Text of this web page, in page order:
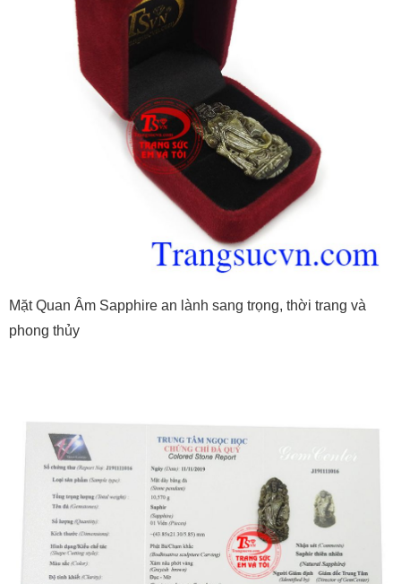
Mặt Quan Âm Sapphire an lành sang trọng, thời trang và
phong thủy